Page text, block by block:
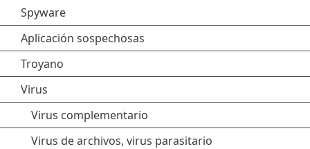
Spyware
Aplicación sospechosas
Troyano
Virus
Virus complementario
Virus de archivos, virus parasitario